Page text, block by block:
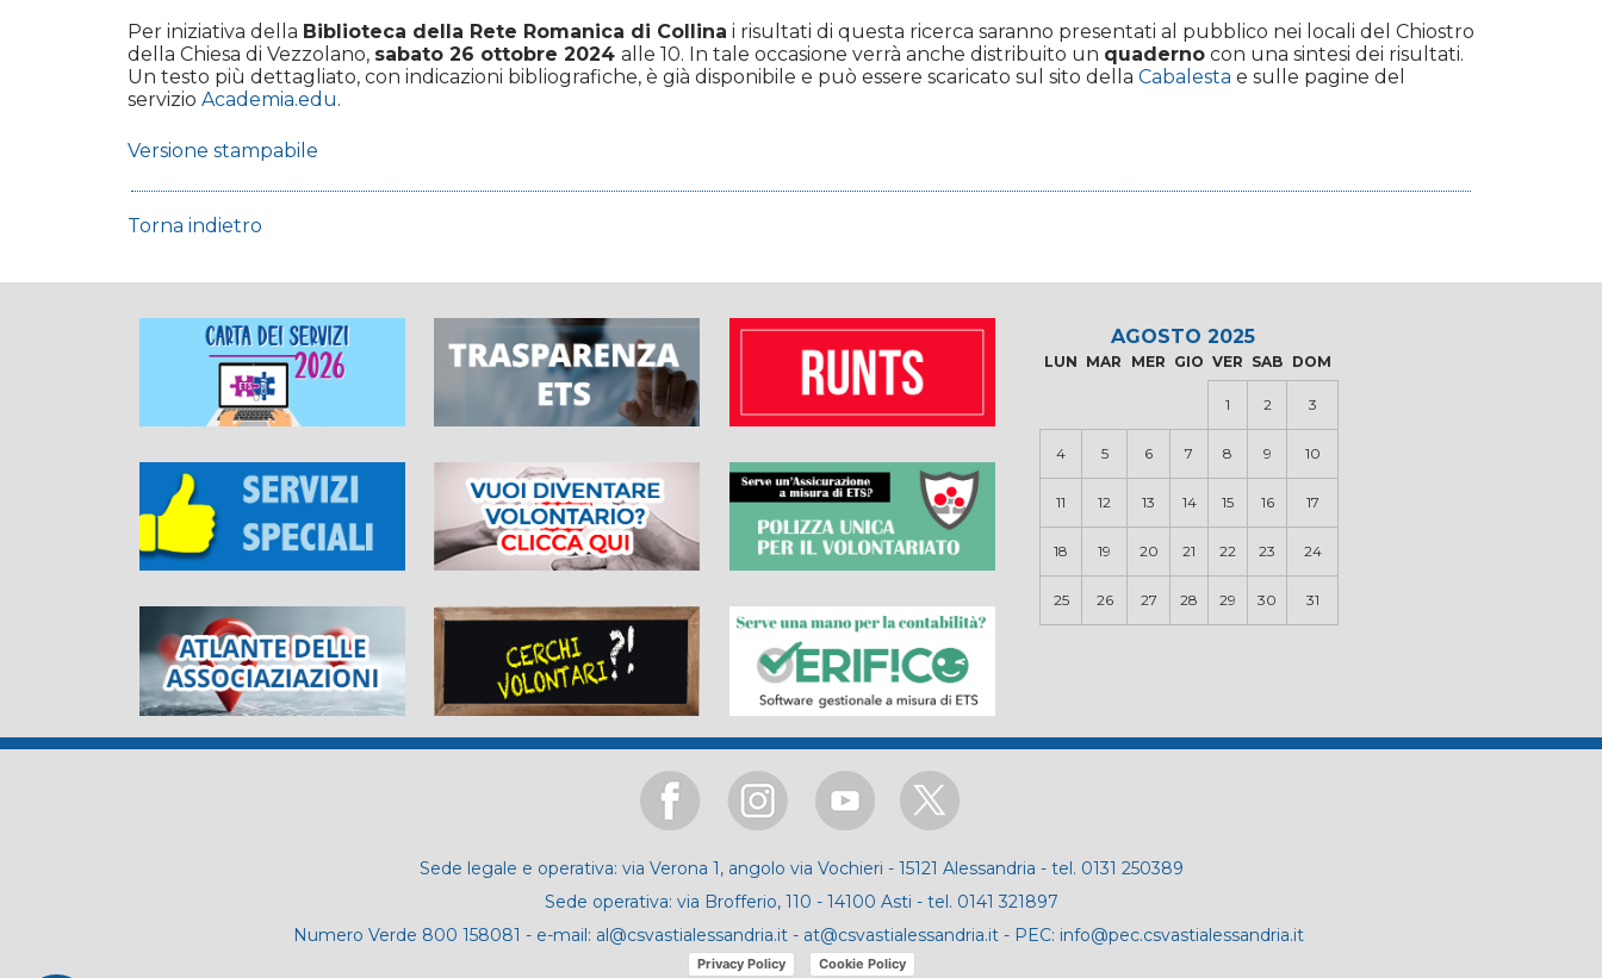
Per iniziativa della Biblioteca della Rete Romanica di Collina i risultati di questa ricerca saranno presentati al pubblico nei locali del Chiostro
della Chiesa di Vezzolano, sabato 26 ottobre 2024 alle 10. In tale occasione verrà anche distribuito un quaderno con una sintesi dei risultati.
Un testo più dettagliato, con indicazioni bibliografiche, è già disponibile e può essere scaricato sul sito della Cabalesta e sulle pagine del
servizio Academia.edu.
Versione stampabile
Torna indietro
AGOSTO 2025
LUN MAR MER GIO VER SAB DOM
1 2 3
4 5 6 7 8 9 10
11 12 13 14 15 16 17
18 19 20 21 22 23 24
25 26 27 28 29 30 31
Sede legale e operativa: via Verona 1, angolo via Vochieri - 15121 Alessandria - tel. 0131 250389
Sede operativa: via Brofferio, 110 - 14100 Asti - tel. 0141 321897
Numero Verde 800 158081 - e-mail: al@csvastialessandria.it - at@csvastialessandria.it - PEC: info@pec.csvastialessandria.it
Privacy Policy Cookie Policy